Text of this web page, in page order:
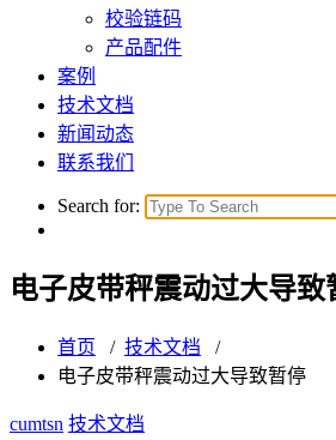
校验链码
产品配件
案例
技术文档
新闻动态
联系我们
Search for:
电子皮带秤震动过大导致
首页 / 技术文档 /
电子皮带秤震动过大导致暂停
cumtsn 技术文档